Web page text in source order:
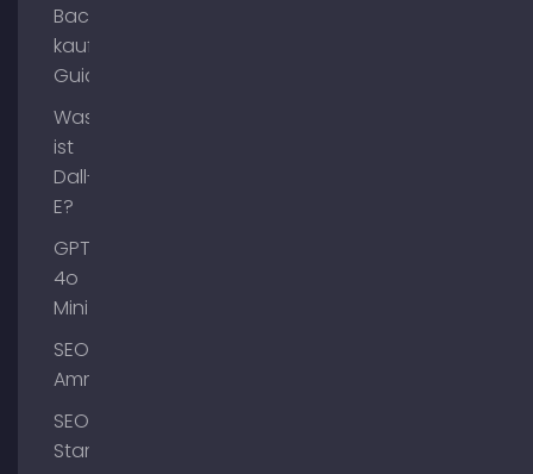
Backlinks
kaufen
Guide
Was
ist
Dall-
E?
GPT-
4o
Mini
SEO
Ammersee
SEO
Starnberg